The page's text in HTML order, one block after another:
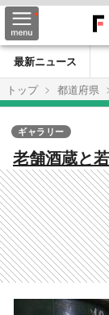
最新ニュース
トップ
都道府県
老舗酒蔵と
は10年かか
大抜擢 さな
ギャラリー